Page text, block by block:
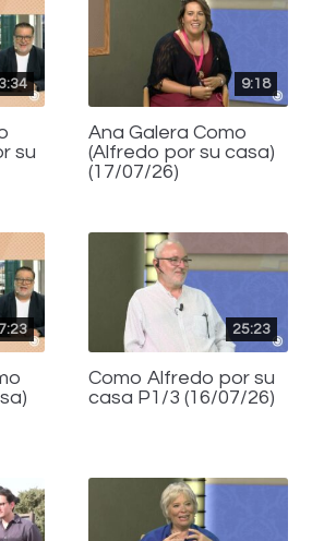
3:34
su
9:18
Ana Galera Como
(Alfredo por su casa)
(17/07/26)
25:23
Como Alfredo por su
casa P1/3 (16/07/26)